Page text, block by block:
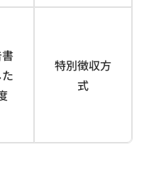
特別徴収方
式